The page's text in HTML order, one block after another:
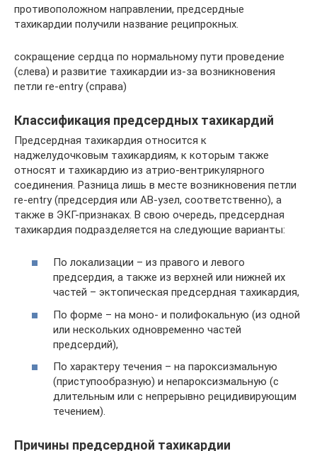
противоположном направлении, предсердные
тахикардии получили название реципрокных.
сокращение сердца по нормальному пути проведение
(слева) и развитие тахикардии из-за возникновения
петли re-entry (справа)
Классификация предсердных тахикардий
Предсердная тахикардия относится к
наджелудочковым тахикардиям, к которым также
относят и тахикардию из атрио-вентрикулярного
соединения. Разница лишь в месте возникновения петли
re-entry (предсердия или АВ-узел, соответственно), а
также в ЭКГ-признаках. В свою очередь, предсердная
тахикардия подразделяется на следующие варианты:
По локализации – из правого и левого
предсердия, а также из верхней или нижней их
частей – эктопическая предсердная тахикардия,
По форме – на моно- и полифокальную (из одной
или нескольких одновременно частей
предсердий),
По характеру течения – на пароксизмальную
(приступообразную) и непароксизмальную (с
длительным или с непрерывно рецидивирующим
течением).
Причины предсердной тахикардии